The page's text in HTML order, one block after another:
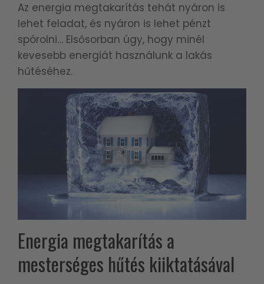
Az energia megtakarítás tehát nyáron is
lehet feladat, és nyáron is lehet pénzt
spórolni… Elsősorban úgy, hogy minél
kevesebb energiát használunk a lakás
hűtéséhez.
Energia megtakarítás a
mesterséges hűtés kiiktatásával